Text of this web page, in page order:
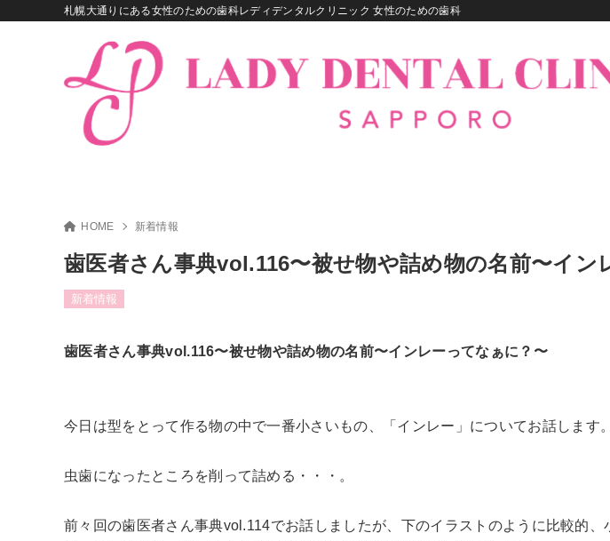
札幌大通りにある女性のための歯科レディデンタルクリニック 女性のための歯科
HOME 新着情報
歯医者さん事典vol.116〜被せ物や詰め物の名前〜イン
新着情報
歯医者さん事典vol.116〜被せ物や詰め物の名前〜インレーってなぁに？〜
今日は型をとって作る物の中で一番小さいもの、「インレー」についてお話します。
虫歯になったところを削って詰める・・・。
前々回の歯医者さん事典vol.114でお話しましたが、下のイラストのように比較的、